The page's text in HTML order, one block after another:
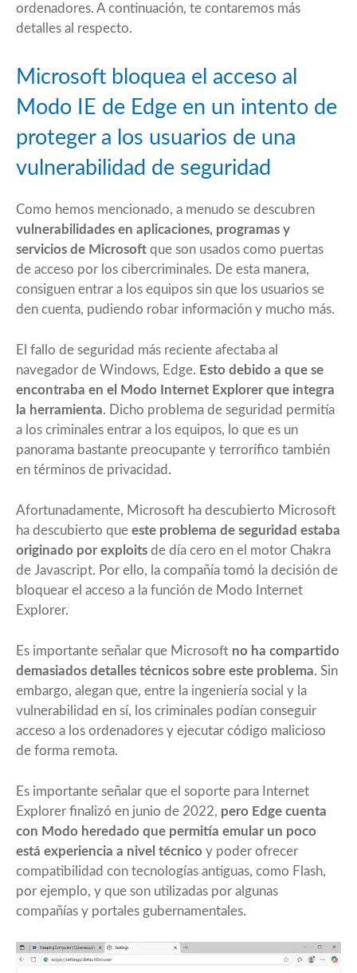
ordenadores. A continuación, te contaremos más
detalles al respecto.
Microsoft bloquea el acceso al
Modo IE de Edge en un intento de
proteger a los usuarios de una
vulnerabilidad de seguridad
Como hemos mencionado, a menudo se descubren
vulnerabilidades en aplicaciones, programas y
servicios de Microsoft que son usados como puertas
de acceso por los cibercriminales. De esta manera,
consiguen entrar a los equipos sin que los usuarios se
den cuenta, pudiendo robar información y mucho más.
El fallo de seguridad más reciente afectaba al
navegador de Windows, Edge. Esto debido a que se
encontraba en el Modo Internet Explorer que integra
la herramienta. Dicho problema de seguridad permitía
a los criminales entrar a los equipos, lo que es un
panorama bastante preocupante y terrorífico también
en términos de privacidad.
Afortunadamente, Microsoft ha descubierto Microsoft
ha descubierto que este problema de seguridad estaba
originado por exploits de día cero en el motor Chakra
de Javascript. Por ello, la compañía tomó la decisión de
bloquear el acceso a la función de Modo Internet
Explorer.
Es importante señalar que Microsoft no ha compartido
demasiados detalles técnicos sobre este problema. Sin
embargo, alegan que, entre la ingeniería social y la
vulnerabilidad en sí, los criminales podían conseguir
acceso a los ordenadores y ejecutar código malicioso
de forma remota.
Es importante señalar que el soporte para Internet
Explorer finalizó en junio de 2022, pero Edge cuenta
con Modo heredado que permitía emular un poco
está experiencia a nivel técnico y poder ofrecer
compatibilidad con tecnologías antiguas, como Flash,
por ejemplo, y que son utilizadas por algunas
compañías y portales gubernamentales.